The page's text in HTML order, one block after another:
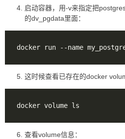
启动容器，用-v来指定把
的dv_pgdata里面：
docker run --name
这时候查看已存在的docker
查看volume信息：